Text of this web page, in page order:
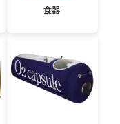
食器